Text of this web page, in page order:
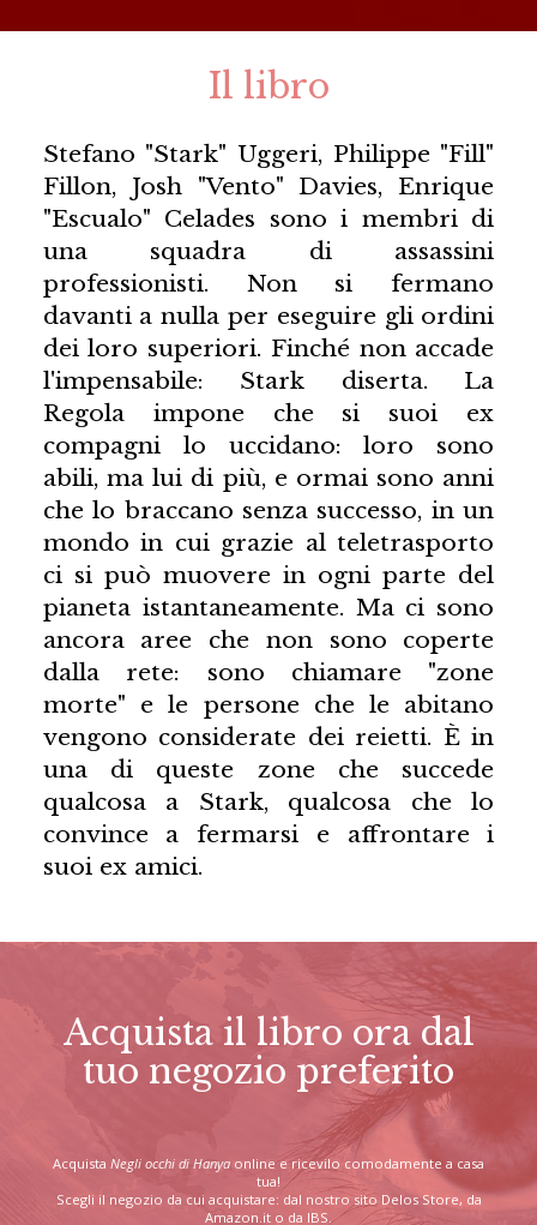
Il libro
Stefano "Stark" Uggeri, Philippe "Fill"
Fillon, Josh "Vento" Davies, Enrique
"Escualo" Celades sono i membri di
una squadra di assassini
professionisti. Non si fermano
davanti a nulla per eseguire gli ordini
dei loro superiori. Finché non accade
l'impensabile: Stark diserta. La
Regola impone che si suoi ex
compagni lo uccidano: loro sono
abili, ma lui di più, e ormai sono anni
che lo braccano senza successo, in un
mondo in cui grazie al teletrasporto
ci si può muovere in ogni parte del
pianeta istantaneamente. Ma ci sono
ancora aree che non sono coperte
dalla rete: sono chiamare "zone
morte" e le persone che le abitano
vengono considerate dei reietti. È in
una di queste zone che succede
qualcosa a Stark, qualcosa che lo
convince a fermarsi e affrontare i
suoi ex amici.
Acquista il libro ora dal
tuo negozio preferito
Acquista Negli occhi di Hanya online e ricevilo comodamente a casa
tua!
Scegli il negozio da cui acquistare: dal nostro sito Delos Store, da
Amazon.it o da IBS.